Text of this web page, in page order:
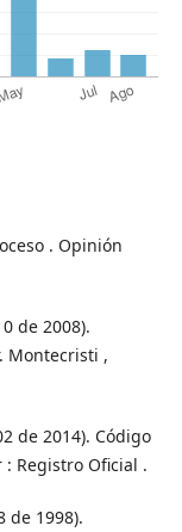
. Opinión
de 2008).
Montecristi ,
de 2014). Código
Registro Oficial .
de 1998).